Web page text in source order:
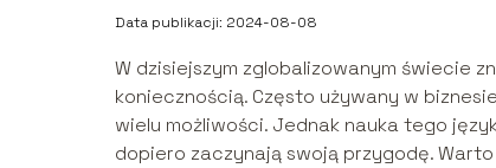
Data publikacji: 2024-08-08
W dzisiejszym zglobalizowanym świecie
koniecznością. Często używany w
wielu możliwości. Jednak nauka tego
dopiero zaczynają swoją przygodę.